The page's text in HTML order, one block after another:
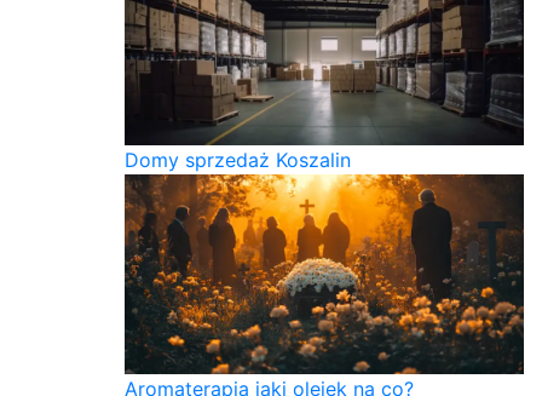
Domy sprzedaż Koszalin
Aromaterapia jaki olejek na co?